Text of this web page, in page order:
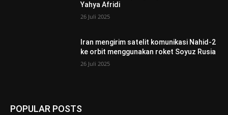
Yahya Afridi
26 Juli 2025
Iran mengirim satelit komunikasi Nahid-2
ke orbit menggunakan roket Soyuz Rusia
26 Juli 2025
POPULAR POSTS